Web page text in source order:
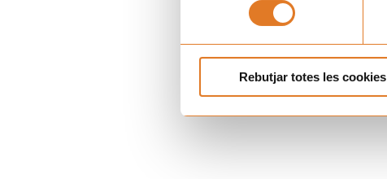
Rebutjar totes les cookies